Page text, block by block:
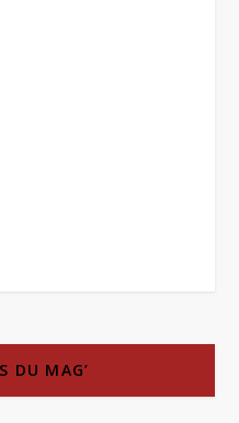
DU MAG’